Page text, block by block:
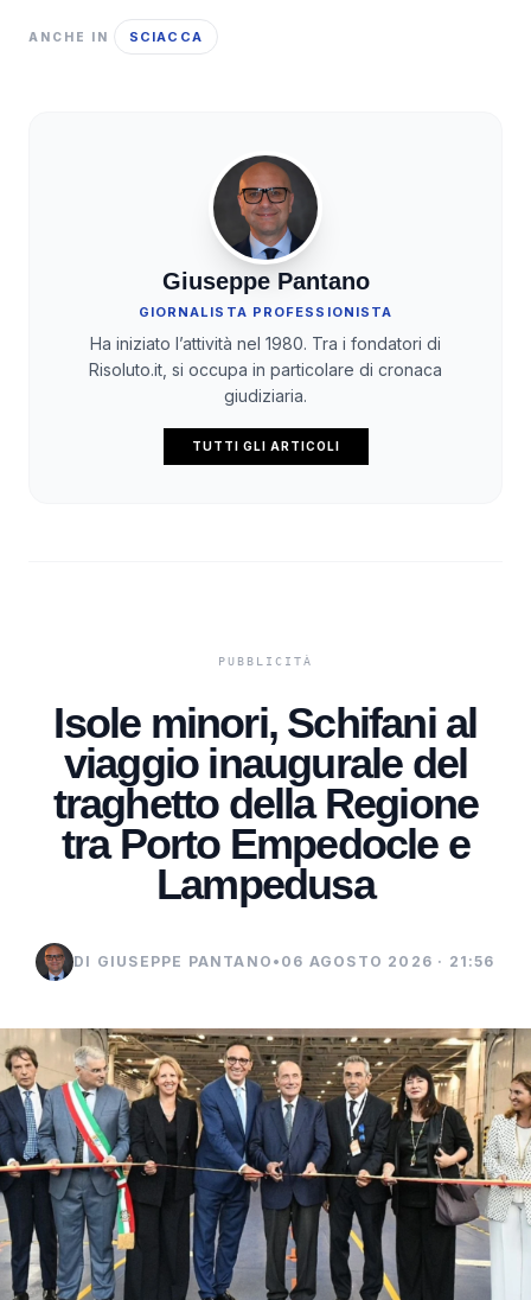
ANCHE IN SCIACCA
Giuseppe Pantano
GIORNALISTA PROFESSIONISTA
Ha iniziato l’attività nel 1980. Tra i fondatori di
Risoluto.it, si occupa in particolare di cronaca
giudiziaria.
TUTTI GLI ARTICOLI
Isole minori, Schifani al
viaggio inaugurale del
traghetto della Regione
tra Porto Empedocle e
Lampedusa
DI GIUSEPPE PANTANO • 06 AGOSTO 2026 · 21:56